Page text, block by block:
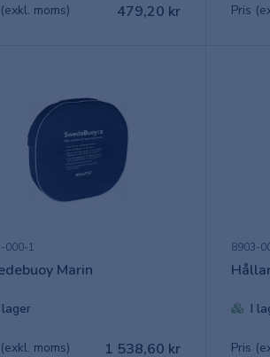
moms) 479,20 kr Pris
000-1
Marin
lager
moms) 1 538,60 kr
8903-
I
Pris